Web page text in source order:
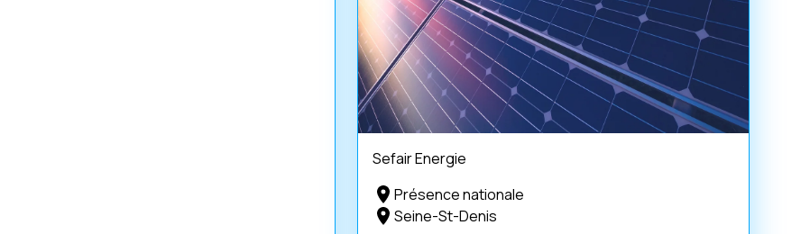
Sefair Energie
Présence nationale
Seine-St-Denis